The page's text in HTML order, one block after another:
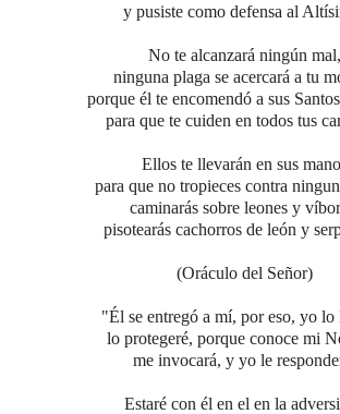
y pusiste como defensa al
No te alcanzará ningún mal,
ninguna plaga se acercará a tu
porque él te encomendó a sus
para que te cuiden en todos tus
Ellos te llevarán en sus
para que no tropieces contra
caminarás sobre leones y
pisotearás cachorros de león y
(Oráculo del Señor)
"Él se entregó a mí, por eso, yo lo
lo protegeré, porque conoce mi
me invocará, y yo le
Estaré con él en el en la